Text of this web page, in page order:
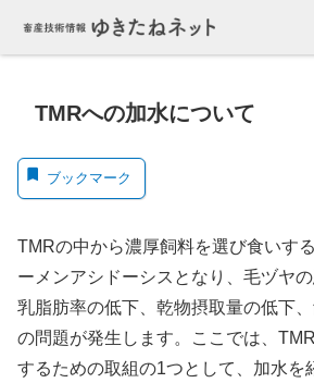
TMRへの加水について
ブックマーク
TMRの中から濃厚飼料を選び食いす
ーメンアシドーシスとなり、毛ヅヤの
乳脂肪率の低下、乾物摂取量の低下
の問題が発生します。ここでは、
するための取組の1つとして、加水を